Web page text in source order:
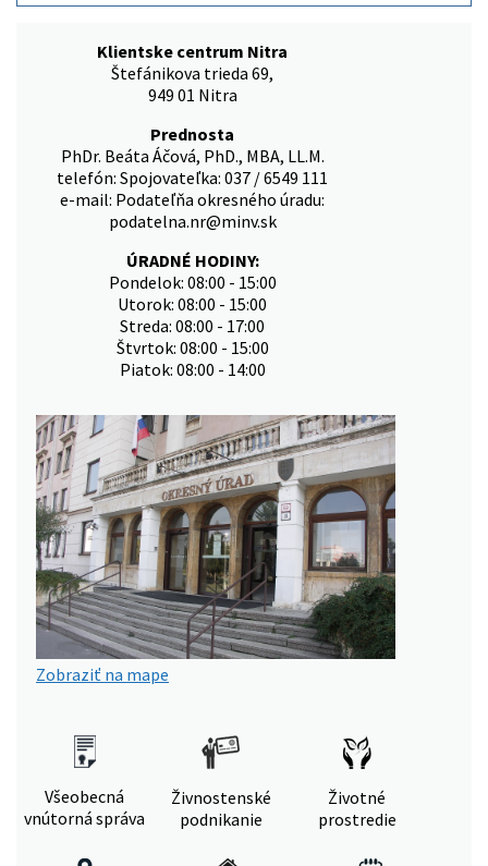
Klientske centrum Nitra
Štefánikova trieda 69,
949 01 Nitra
Prednosta
PhDr. Beáta Áčová, PhD., MBA, LL.M.
telefón: Spojovateľka: 037 / 6549 111
e-mail: Podateľňa okresného úradu:
podatelna.nr@minv.sk
ÚRADNÉ HODINY:
Pondelok: 08:00 - 15:00
Utorok: 08:00 - 15:00
Streda: 08:00 - 17:00
Štvrtok: 08:00 - 15:00
Piatok: 08:00 - 14:00
Zobraziť na mape
Všeobecná
vnútorná správa
Živnostenské
podnikanie
Životné
prostredie